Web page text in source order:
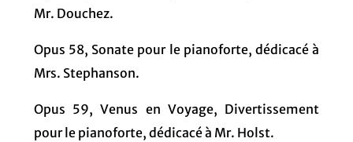
Mr. Douchez.
Opus 58, Sonate pour le pianoforte, dédicacé à
Mrs. Stephanson.
Opus 59, Venus en Voyage, Divertissement
pour le pianoforte, dédicacé à Mr. Holst.